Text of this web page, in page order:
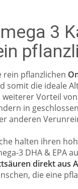
3
rein pflanzlichen
somit die ideale
weiterer Vorteil
in
anderen
halten ihren
3 DHA & EPA
direkt aus
die eine